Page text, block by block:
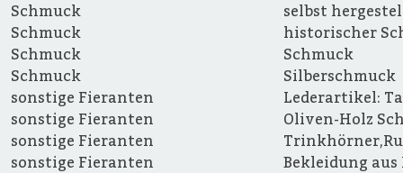
Schmuck
selbst
Schmuck
historischer
Schmuck
Schmuck
Schmuck
Silberschmuck
sonstige Fieranten
Lederartikel:
sonstige Fieranten
Oliven-Holz
sonstige Fieranten
sonstige Fieranten
Bekleidung